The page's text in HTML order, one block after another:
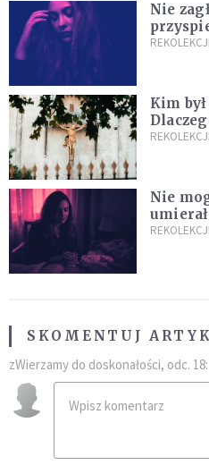
Nie
Kim
I
Nie
SKOMENTUJ
zWierzamy do doskonałości, odc.